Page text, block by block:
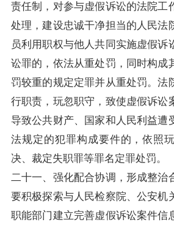
责任制，对参与虚假诉讼的法院工
处理，建设忠诚干净担当的人民法
员利用职权与他人共同实施虚假诉
讼罪的，依法从重处罚，同时构成
罚较重的规定定罪并从重处罚。法
行职责，玩忽职守，致使虚假诉讼
导致公共财产、国家和人民利益遭
法规定的犯罪构成要件的，依照
决、裁定失职罪等罪名定罪处罚。
二十一、强化配合协调，形成整治
要积极探索与人民检察院、公安机
职能部门建立完善虚假诉讼案件信